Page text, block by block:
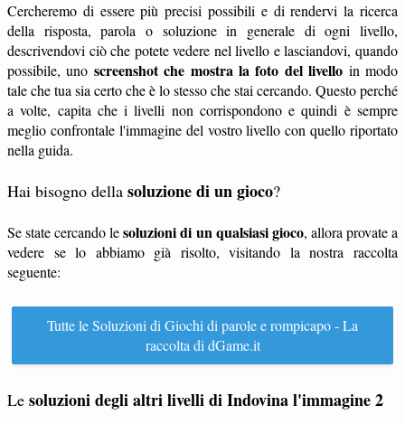
Cercheremo di essere più precisi possibili e di rendervi la ricerca
della risposta, parola o soluzione in generale di ogni livello,
descrivendovi ciò che potete vedere nel livello e lasciandovi, quando
possibile, uno screenshot che mostra la foto del livello in modo
tale che tua sia certo che è lo stesso che stai cercando. Questo perché
a volte, capita che i livelli non corrispondono e quindi è sempre
meglio confrontale l'immagine del vostro livello con quello riportato
nella guida.
Hai bisogno della soluzione di un gioco?
Se state cercando lesoluzioni di un qualsiasi gioco, allora provate a
vedere se lo abbiamo già risolto, visitando la nostra raccolta
seguente:
Tutte le Soluzioni di Giochi di parole e rompicapo - La
raccolta di dGame.it
Le soluzioni degli altri livelli di Indovina l'immagine 2